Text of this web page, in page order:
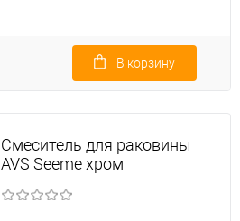
В корзину
Смеситель для раковины
AVS Seeme хром